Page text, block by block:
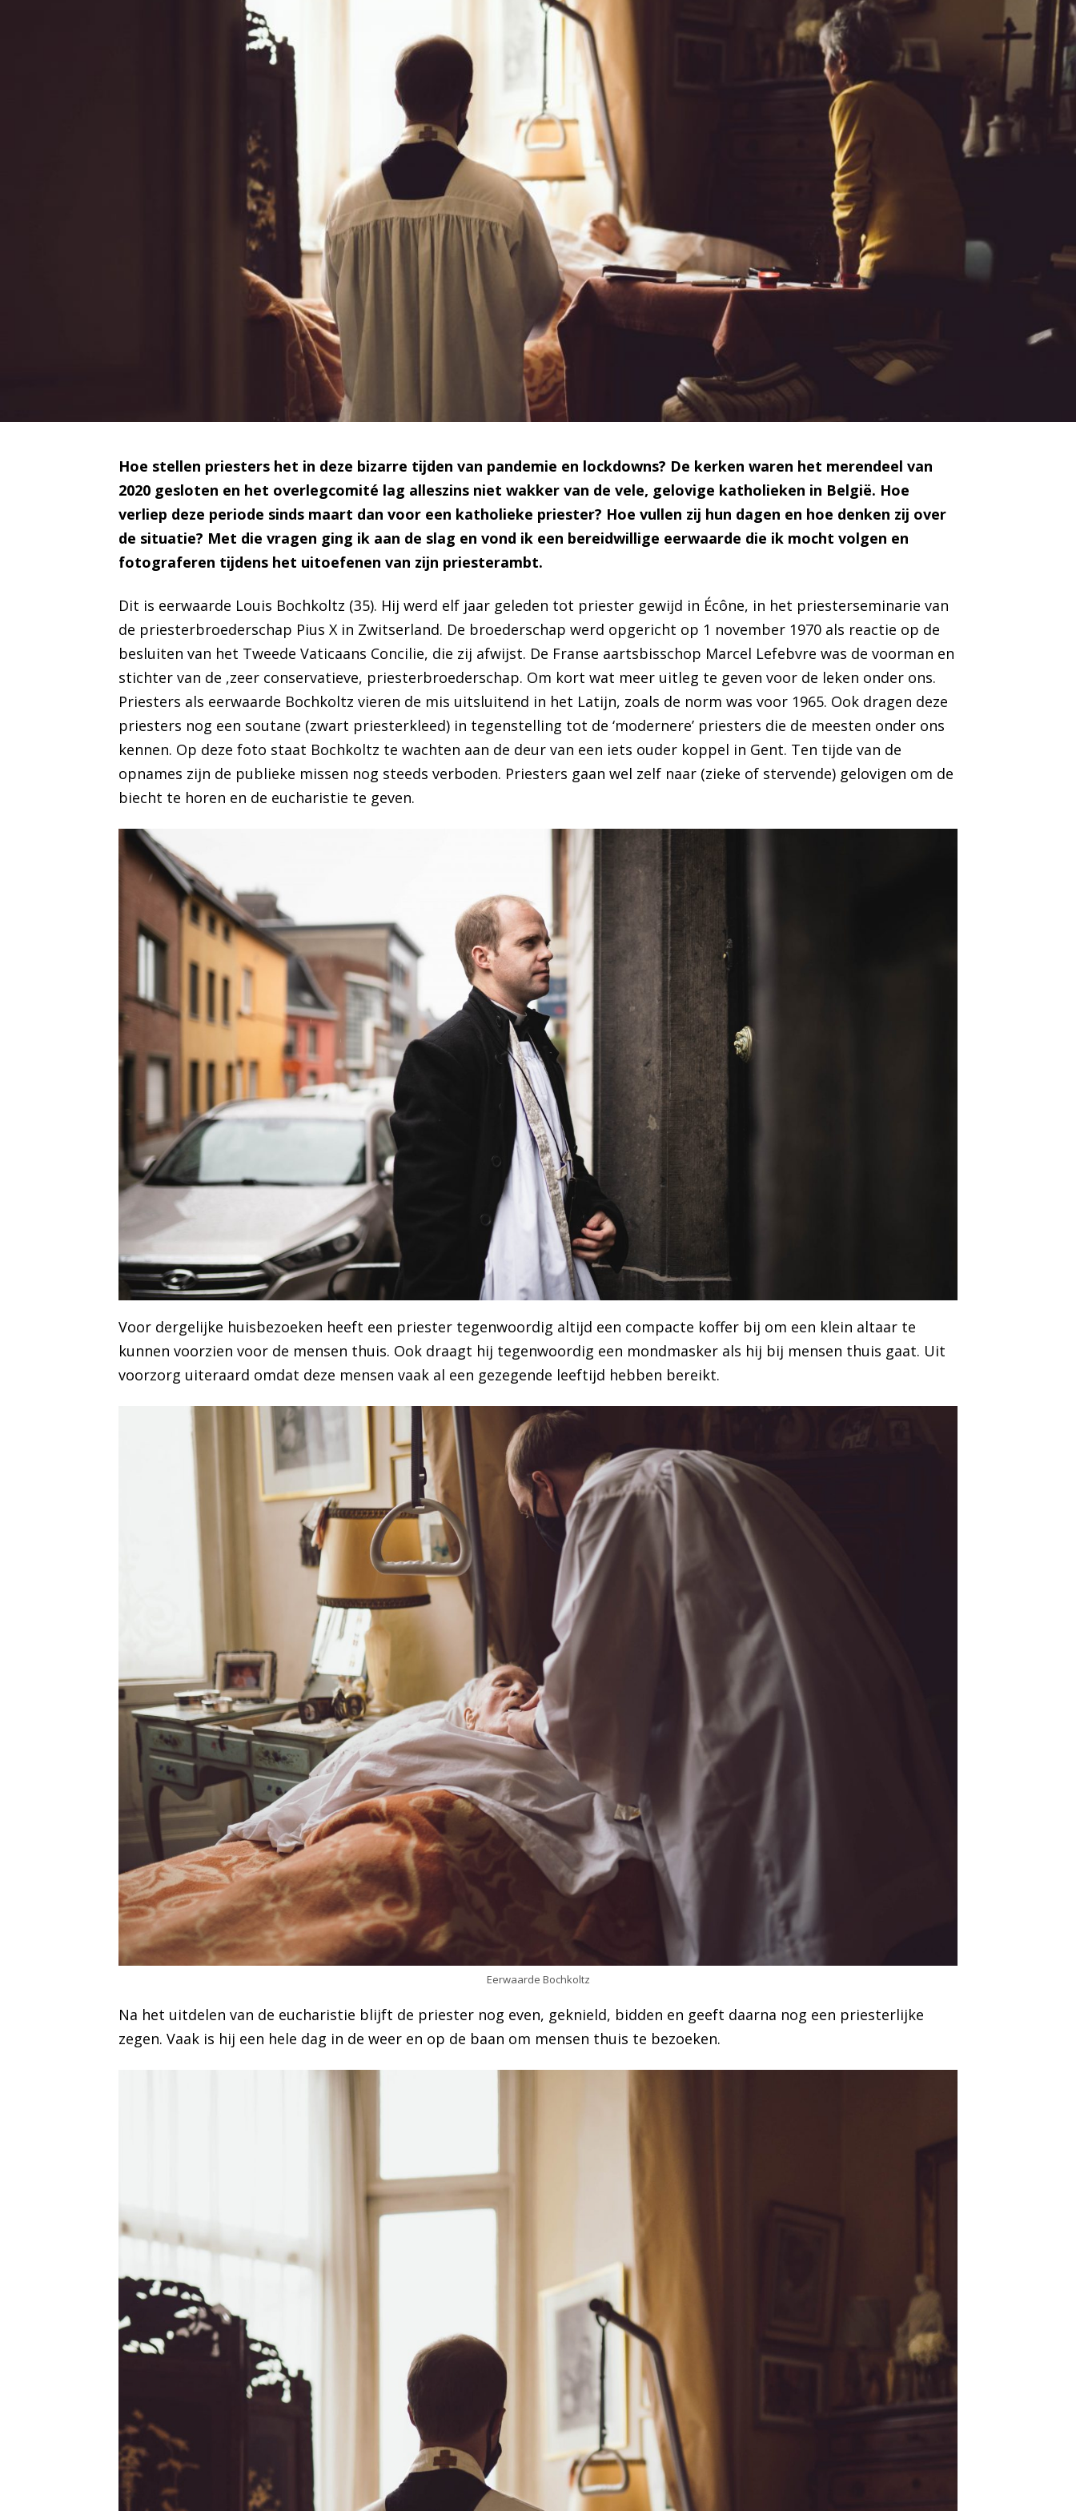
Hoe stellen priesters het in deze bizarre tijden van pandemie en lockdowns? De kerken waren het merendeel van
2020 gesloten en het overlegcomité lag alleszins niet wakker van de vele, gelovige katholieken in België. Hoe
verliep deze periode sinds maart dan voor een katholieke priester? Hoe vullen zij hun dagen en hoe denken zij over
de situatie? Met die vragen ging ik aan de slag en vond ik een bereidwillige eerwaarde die ik mocht volgen en
fotograferen tijdens het uitoefenen van zijn priesterambt.
Dit is eerwaarde Louis Bochkoltz (35). Hij werd elf jaar geleden tot priester gewijd in Écône, in het priesterseminarie van
de priesterbroederschap Pius Xin Zwitserland. De broederschap werd opgericht op 1 november 1970 als reactie op de
besluiten van het Tweede Vaticaans Concilie, die zij afwijst. De Franse aartsbisschop Marcel Lefebvre was de voorman en
stichter van de ,zeer conservatieve, priesterbroederschap. Om kort wat meer uitleg te geven voor de leken onder ons.
Priesters als eerwaarde Bochkoltz vieren de mis uitsluitend in het Latijn, zoals de norm was voor 1965. Ook dragen deze
priesters nog een soutane (zwart priesterkleed) in tegenstelling tot de ‘modernere’ priesters die de meesten onder ons
kennen. Op deze foto staat Bochkoltz te wachten aan de deur van een iets ouder koppel in Gent. Ten tijde van de
opnames zijn de publieke missen nog steeds verboden. Priesters gaan wel zelf naar (zieke of stervende) gelovigen om de
biecht te horen en de eucharistie te geven.
Voor dergelijke huisbezoeken heeft een priester tegenwoordig altijd een compacte koffer bij om een klein altaar te
kunnen voorzien voor de mensen thuis. Ook draagt hij tegenwoordig een mondmasker als hij bij mensen thuis gaat. Uit
voorzorg uiteraard omdat deze mensen vaak al een gezegende leeftijd hebben bereikt.
Eerwaarde Bochkoltz
Na het uitdelen van de eucharistie blijft de priester nog even, geknield, bidden en geeft daarna nog een priesterlijke
zegen. Vaak is hij een hele dag in de weer en op de baan om mensen thuis te bezoeken.